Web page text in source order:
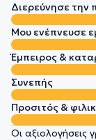
Διερεύνησε την
Μου ενέπνευσε
Έμπειρος &
Συνεπής
Προσιτός &
Οι